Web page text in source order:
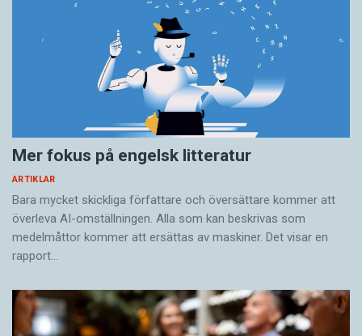
Mer fokus på engelsk litteratur
ARTIKLAR
Bara mycket skickliga författare och översättare ­kommer att
överleva AI-omställningen. Alla som kan beskrivas som
medelmåttor kommer att ersättas av maskiner. Det visar en
rapport…